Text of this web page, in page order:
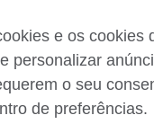
Política
e os
personalizar
o seu
de preferências.